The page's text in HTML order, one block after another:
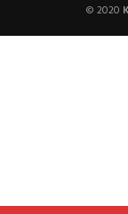
© 2020